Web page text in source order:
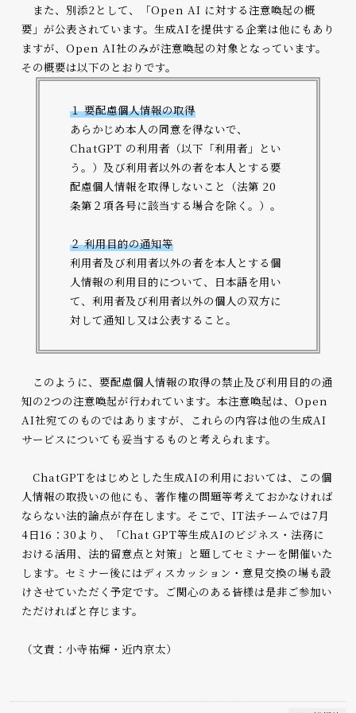
また、別添2として、「Open AI に対する注意喚起の概
要」が公表されています。生成AIを提供する企業は他にもあり
ますが、Open AI社のみが注意喚起の対象となっています。
その概要は以下のとおりです。
１ 要配慮個人情報の取得
あらかじめ本人の同意を得ないで、
ChatGPT の利用者（以下「利用者」とい
う。）及び利用者以外の者を本人とする要
配慮個人情報を取得しないこと（法第 20
条第２項各号に該当する場合を除く。）。
２ 利用目的の通知等
利用者及び利用者以外の者を本人とする個
人情報の利用目的について、日本語を用い
て、利用者及び利用者以外の個人の双方に
対して通知し又は公表すること。
このように、要配慮個人情報の取得の禁止及び利用目的の通
知の2つの注意喚起が行われています。本注意喚起は、Open
AI社宛てのものではありますが、これらの内容は他の生成AI
サービスについても妥当するものと考えられます。
ChatGPTをはじめとした生成AIの利用においては、この個
人情報の取扱いの他にも、著作権の問題等考えておかなければ
ならない法的論点が存在します。そこで、IT法チームでは7月
4日16：30より、「Chat GPT等生成AIのビジネス・法務に
おける活用、法的留意点と対策」と題してセミナーを開催いた
します。セミナー後にはディスカッション・意見交換の場も設
けさせていただく予定です。ご関心のある皆様は是非ご参加い
ただければと存じます。
（文責：小寺祐輝・近内京太）